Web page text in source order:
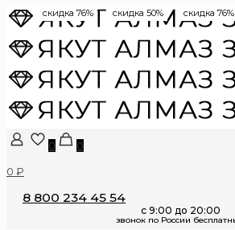
0
0
0 ₽
8 800 234 45 54
скидка 76% скидка 50% скидка 76%